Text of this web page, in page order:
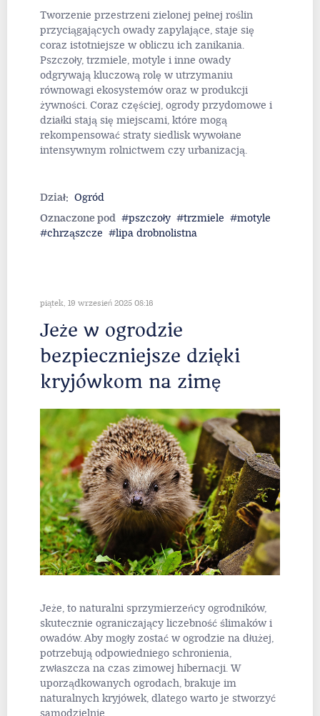
Tworzenie przestrzeni zielonej pełnej roślin
przyciągających owady zapylające, staje się
coraz istotniejsze w obliczu ich zanikania.
Pszczoły, trzmiele, motyle i inne owady
odgrywają kluczową rolę w utrzymaniu
równowagi ekosystemów oraz w produkcji
żywności. Coraz częściej, ogrody przydomowe i
działki stają się miejscami, które mogą
rekompensować straty siedlisk wywołane
intensywnym rolnictwem czy urbanizacją.
Dział: Ogród
Oznaczone pod
pszczoły trzmiele
motyle
chrząszcze
lipa drobnolistna
piątek, 19 wrzesień 2025 08:16
Jeże w ogrodzie
bezpieczniejsze dzięki
kryjówkom na zimę
Jeże, to naturalni sprzymierzeńcy ogrodników,
skutecznie ograniczający liczebność ślimaków i
owadów. Aby mogły zostać w ogrodzie na dłużej,
potrzebują odpowiedniego schronienia,
zwłaszcza na czas zimowej hibernacji. W
uporządkowanych ogrodach, brakuje im
naturalnych kryjówek, dlatego warto je stworzyć
samodzielnie.